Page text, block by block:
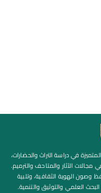
في دراسة التراث والحضارات،
الآثار والمتاحف والترميم.
وصون الهوية الثقافية، وتلبية
العلمي والتوثيق والتنمية.